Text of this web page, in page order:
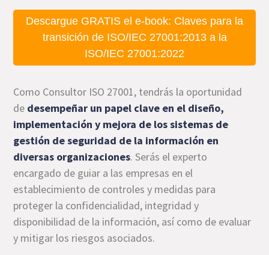
Descargue GRATIS el e-book: Claves para la
transición de ISO/IEC 27001:2013 a la
ISO/IEC 27001:2022
Como Consultor ISO 27001, tendrás la oportunidad
de desempeñar un papel clave en el diseño,
implementación y mejora de los sistemas de
gestión de seguridad de la información en
diversas organizaciones. Serás el experto
encargado de guiar a las empresas en el
establecimiento de controles y medidas para
proteger la confidencialidad, integridad y
disponibilidad de la información, así como de evaluar
y mitigar los riesgos asociados.